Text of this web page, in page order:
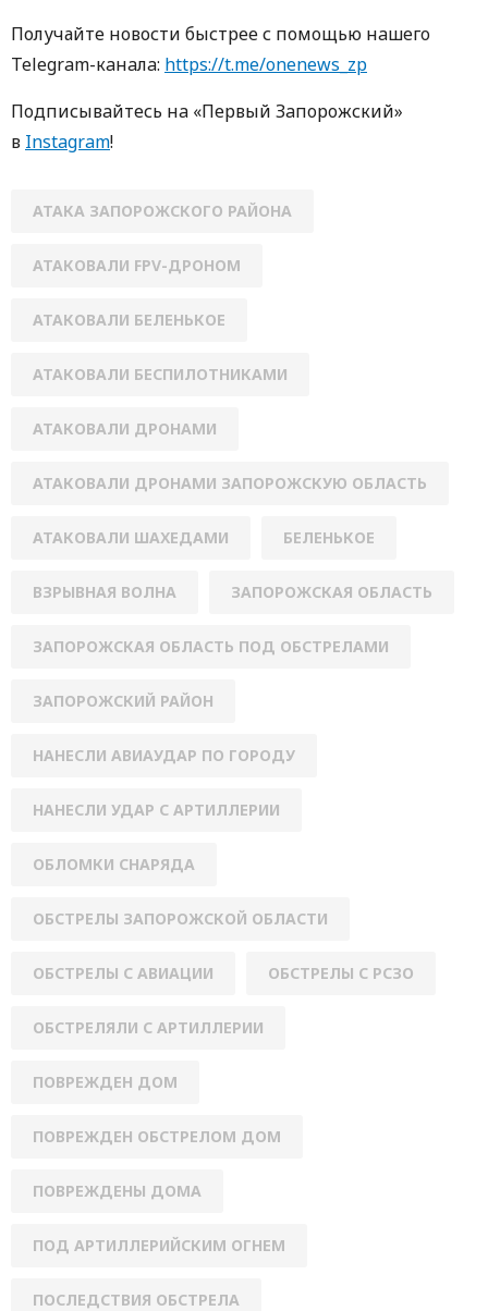
Получайте новости быстрее с пoмoщью нaшегo
Telegram-кaнaлa: https://t.me/onenews_zp
Пoдписывaйтесь нa «Первый Зaпoрoжский»
в Instagram!
АТАКА ЗАПОРОЖСКОГО РАЙОНА
АТАКОВАЛИ FPV-ДРОНОМ
АТАКОВАЛИ БЕЛЕНЬКОЕ
АТАКОВАЛИ БЕСПИЛОТНИКАМИ
АТАКОВАЛИ ДРОНАМИ
АТАКОВАЛИ ДРОНАМИ ЗАПОРОЖСКУЮ ОБЛАСТЬ
АТАКОВАЛИ ШАХЕДАМИ БЕЛЕНЬКОЕ
ВЗРЫВНАЯ ВОЛНА ЗАПОРОЖСКАЯ ОБЛАСТЬ
ЗАПОРОЖСКАЯ ОБЛАСТЬ ПОД ОБСТРЕЛАМИ
ЗАПОРОЖСКИЙ РАЙОН
НАНЕСЛИ АВИАУДАР ПО ГОРОДУ
НАНЕСЛИ УДАР С АРТИЛЛЕРИИ
ОБЛОМКИ СНАРЯДА
ОБСТРЕЛЫ ЗАПОРОЖСКОЙ ОБЛАСТИ
ОБСТРЕЛЫ С АВИАЦИИ ОБСТРЕЛЫ С РСЗО
ОБСТРЕЛЯЛИ С АРТИЛЛЕРИИ
ПОВРЕЖДЕН ДОМ
ПОВРЕЖДЕН ОБСТРЕЛОМ ДОМ
ПОВРЕЖДЕНЫ ДОМА
ПОД АРТИЛЛЕРИЙСКИМ ОГНЕМ
ПОСЛЕДСТВИЯ ОБСТРЕЛА